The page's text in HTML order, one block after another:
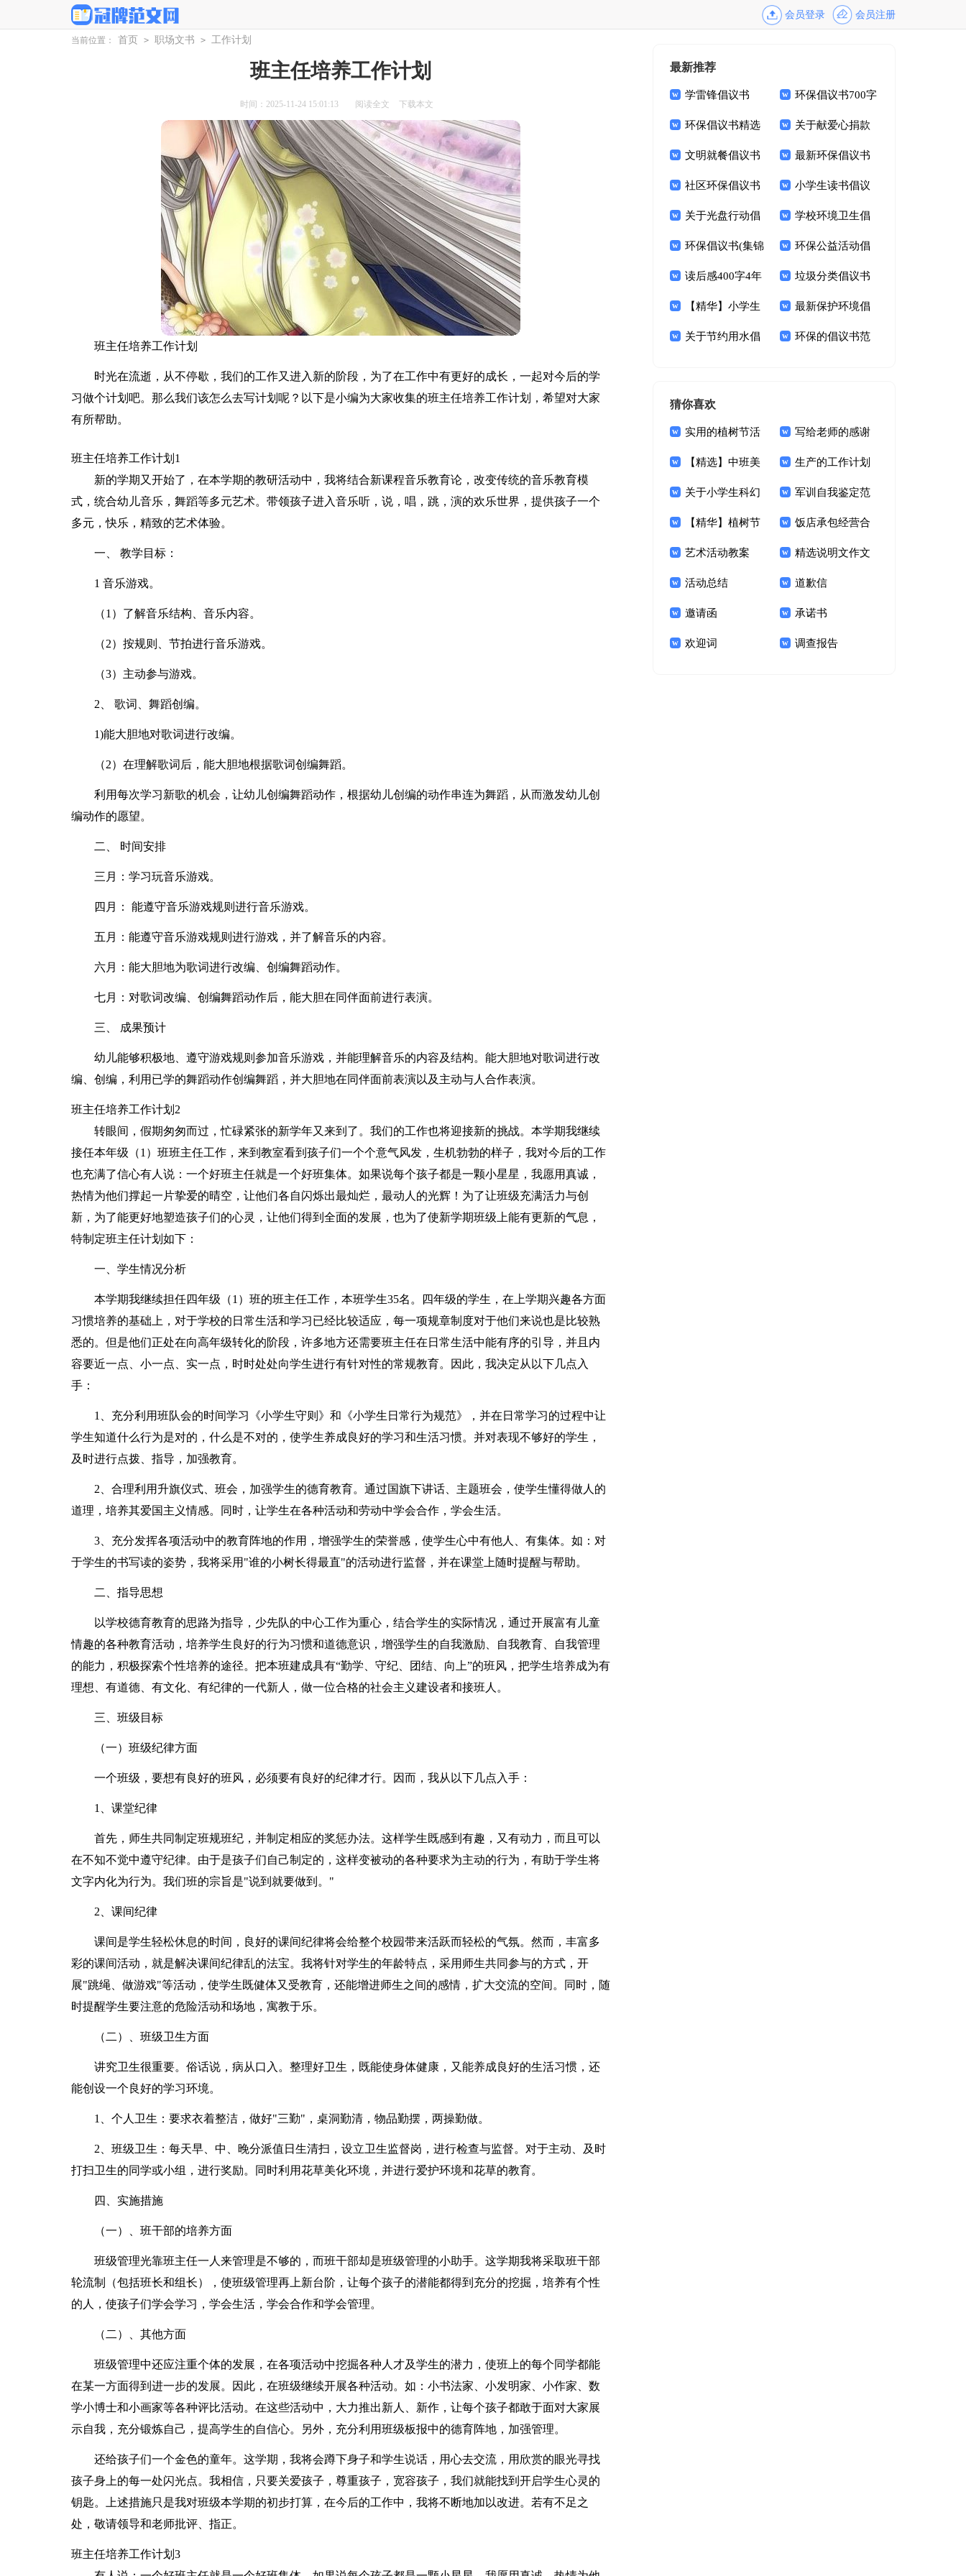
会员登录 会员注册
当前位置： 首页 > 职场文书 > 工作计划
班主任培养工作计划
时间：2025-11-24 15:01:13 阅读全文 下载本文
班主任培养工作计划
时光在流逝，从不停歇，我们的工作又进入新的阶段，为了在工作中有更好的成长，一起对今后的学
习做个计划吧。那么我们该怎么去写计划呢？以下是小编为大家收集的班主任培养工作计划，希望对大家
有所帮助。
班主任培养工作计划1
新的学期又开始了，在本学期的教研活动中，我将结合新课程音乐教育论，改变传统的音乐教育模
式，统合幼儿音乐，舞蹈等多元艺术。带领孩子进入音乐听，说，唱，跳，演的欢乐世界，提供孩子一个
多元，快乐，精致的艺术体验。
一、 教学目标：
1 音乐游戏。
（1）了解音乐结构、音乐内容。
（2）按规则、节拍进行音乐游戏。
（3）主动参与游戏。
2、 歌词、舞蹈创编。
1)能大胆地对歌词进行改编。
（2）在理解歌词后，能大胆地根据歌词创编舞蹈。
利用每次学习新歌的机会，让幼儿创编舞蹈动作，根据幼儿创编的动作串连为舞蹈，从而激发幼儿创
编动作的愿望。
二、 时间安排
三月：学习玩音乐游戏。
四月： 能遵守音乐游戏规则进行音乐游戏。
五月：能遵守音乐游戏规则进行游戏，并了解音乐的内容。
六月：能大胆地为歌词进行改编、创编舞蹈动作。
七月：对歌词改编、创编舞蹈动作后，能大胆在同伴面前进行表演。
三、 成果预计
幼儿能够积极地、遵守游戏规则参加音乐游戏，并能理解音乐的内容及结构。能大胆地对歌词进行改
编、创编，利用已学的舞蹈动作创编舞蹈，并大胆地在同伴面前表演以及主动与人合作表演。
班主任培养工作计划2
转眼间，假期匆匆而过，忙碌紧张的新学年又来到了。我们的工作也将迎接新的挑战。本学期我继续
接任本年级（1）班班主任工作，来到教室看到孩子们一个个意气风发，生机勃勃的样子，我对今后的工作
也充满了信心有人说：一个好班主任就是一个好班集体。如果说每个孩子都是一颗小星星，我愿用真诚，
热情为他们撑起一片挚爱的晴空，让他们各自闪烁出最灿烂，最动人的光辉！为了让班级充满活力与创
新，为了能更好地塑造孩子们的心灵，让他们得到全面的发展，也为了使新学期班级上能有更新的气息，
特制定班主任计划如下：
一、学生情况分析
本学期我继续担任四年级（1）班的班主任工作，本班学生35名。四年级的学生，在上学期兴趣各方面
习惯培养的基础上，对于学校的日常生活和学习已经比较适应，每一项规章制度对于他们来说也是比较熟
悉的。但是他们正处在向高年级转化的阶段，许多地方还需要班主任在日常生活中能有序的引导，并且内
容要近一点、小一点、实一点，时时处处向学生进行有针对性的常规教育。因此，我决定从以下几点入
手：
1、充分利用班队会的时间学习《小学生守则》和《小学生日常行为规范》，并在日常学习的过程中让
学生知道什么行为是对的，什么是不对的，使学生养成良好的学习和生活习惯。并对表现不够好的学生，
及时进行点拨、指导，加强教育。
2、合理利用升旗仪式、班会，加强学生的德育教育。通过国旗下讲话、主题班会，使学生懂得做人的
道理，培养其爱国主义情感。同时，让学生在各种活动和劳动中学会合作，学会生活。
3、充分发挥各项活动中的教育阵地的作用，增强学生的荣誉感，使学生心中有他人、有集体。如：对
于学生的书写读的姿势，我将采用"谁的小树长得最直"的活动进行监督，并在课堂上随时提醒与帮助。
二、指导思想
以学校德育教育的思路为指导，少先队的中心工作为重心，结合学生的实际情况，通过开展富有儿童
情趣的各种教育活动，培养学生良好的行为习惯和道德意识，增强学生的自我激励、自我教育、自我管理
的能力，积极探索个性培养的途径。把本班建成具有“勤学、守纪、团结、向上”的班风，把学生培养成为有
理想、有道德、有文化、有纪律的一代新人，做一位合格的社会主义建设者和接班人。
三、班级目标
（一）班级纪律方面
一个班级，要想有良好的班风，必须要有良好的纪律才行。因而，我从以下几点入手：
1、课堂纪律
首先，师生共同制定班规班纪，并制定相应的奖惩办法。这样学生既感到有趣，又有动力，而且可以
在不知不觉中遵守纪律。由于是孩子们自己制定的，这样变被动的各种要求为主动的行为，有助于学生将
文字内化为行为。我们班的宗旨是"说到就要做到。"
2、课间纪律
课间是学生轻松休息的时间，良好的课间纪律将会给整个校园带来活跃而轻松的气氛。然而，丰富多
彩的课间活动，就是解决课间纪律乱的法宝。我将针对学生的年龄特点，采用师生共同参与的方式，开
展"跳绳、做游戏"等活动，使学生既健体又受教育，还能增进师生之间的感情，扩大交流的空间。同时，随
时提醒学生要注意的危险活动和场地，寓教于乐。
（二）、班级卫生方面
讲究卫生很重要。俗话说，病从口入。整理好卫生，既能使身体健康，又能养成良好的生活习惯，还
能创设一个良好的学习环境。
1、个人卫生：要求衣着整洁，做好"三勤"，桌洞勤清，物品勤摆，两操勤做。
2、班级卫生：每天早、中、晚分派值日生清扫，设立卫生监督岗，进行检查与监督。对于主动、及时
打扫卫生的同学或小组，进行奖励。同时利用花草美化环境，并进行爱护环境和花草的教育。
四、实施措施
（一）、班干部的培养方面
班级管理光靠班主任一人来管理是不够的，而班干部却是班级管理的小助手。这学期我将采取班干部
轮流制（包括班长和组长），使班级管理再上新台阶，让每个孩子的潜能都得到充分的挖掘，培养有个性
的人，使孩子们学会学习，学会生活，学会合作和学会管理。
（二）、其他方面
班级管理中还应注重个体的发展，在各项活动中挖掘各种人才及学生的潜力，使班上的每个同学都能
在某一方面得到进一步的发展。因此，在班级继续开展各种活动。如：小书法家、小发明家、小作家、数
学小博士和小画家等各种评比活动。在这些活动中，大力推出新人、新作，让每个孩子都敢于面对大家展
示自我，充分锻炼自己，提高学生的自信心。另外，充分利用班级板报中的德育阵地，加强管理。
还给孩子们一个金色的童年。这学期，我将会蹲下身子和学生说话，用心去交流，用欣赏的眼光寻找
孩子身上的每一处闪光点。我相信，只要关爱孩子，尊重孩子，宽容孩子，我们就能找到开启学生心灵的
钥匙。上述措施只是我对班级本学期的初步打算，在今后的工作中，我将不断地加以改进。若有不足之
处，敬请领导和老师批评、指正。
班主任培养工作计划3
最新推荐
学雷锋倡议书
1000字
环保倡议书700字
环保倡议书精选
15篇
关于献爱心捐款
倡议书范文9篇
文明就餐倡议书
范文锦集九篇
最新环保倡议书
社区环保倡议书
15篇
小学生读书倡议
书14篇
关于光盘行动倡
议书模板集合9篇
学校环境卫生倡
议书10篇
环保倡议书(集锦
15篇)
环保公益活动倡
议书
读后感400字4年
级
垃圾分类倡议书
(合集15篇)
【精华】小学生
文明倡议书3篇
最新保护环境倡
议书
关于节约用水倡 环保的倡议书范
猜你喜欢
实用的植树节活
动方案3篇
写给老师的感谢
信
【精选】中班美
术教案集锦八篇
生产的工作计划
模板集锦9篇
关于小学生科幻
作文集锦5篇
军训自我鉴定范
文
【精华】植树节
活动方案模板汇编八
篇
饭店承包经营合
同合集8篇
艺术活动教案 精选说明文作文
300字合集6篇
活动总结 道歉信
邀请函 承诺书
欢迎词 调查报告